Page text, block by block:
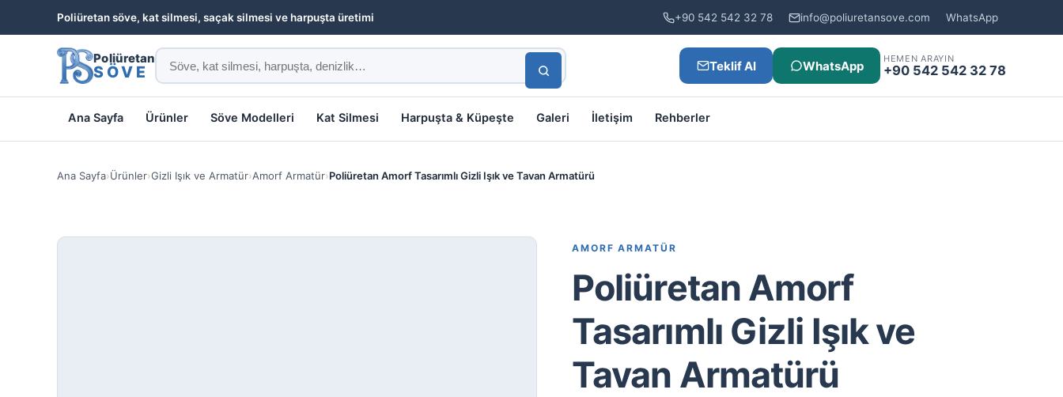
Poliüretan söve, kat silmesi, saçak silmesi ve harpuşta üretimi +90 542 542 32 78 info@poliuretansove.com WhatsApp
Poliüretan
SÖVE Teklif Al WhatsApp HEMEN ARAYIN
+90 542 542 32 78
Ana Sayfa Ürünler Söve Modelleri Kat Silmesi Harpuşta & Küpeşte Galeri İletişim Rehberler
Ana Sayfa›Ürünler›Gizli Işık ve Armatür›Amorf Armatür›Poliüretan Amorf Tasarımlı Gizli Işık ve Tavan Armatürü
AMORF ARMATÜR
Poliüretan Amorf
Tasarımlı Gizli Işık ve
Tavan Armatürü